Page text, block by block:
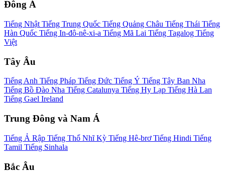
Đông Á
Tiếng Nhật Tiếng Trung Quốc Tiếng Quảng Châu Tiếng Thái Tiếng
Hàn Quốc Tiếng In-đô-nê-xi-a Tiếng Mã Lai Tiếng Tagalog Tiếng
Việt
Tây Âu
Tiếng Anh Tiếng Pháp Tiếng Đức Tiếng Ý Tiếng Tây Ban Nha
Tiếng Bồ Đào Nha Tiếng Catalunya Tiếng Hy Lạp Tiếng Hà Lan
Tiếng Gael Ireland
Trung Đông và Nam Á
Tiếng Ả Rập Tiếng Thổ Nhĩ Kỳ Tiếng Hê-brơTiếng Hindi Tiếng
Tamil Tiếng Sinhala
Bắc Âu